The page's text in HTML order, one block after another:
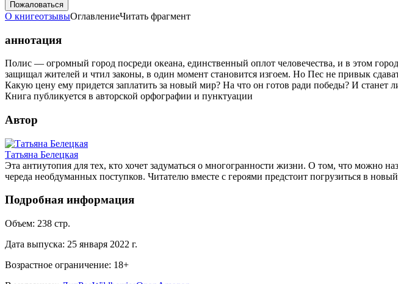
Пожаловаться
О книгеотзывыОглавлениеЧитать фрагмент
аннотация
Полис — огромный город посреди океана, единственный оплот человечества, и в этом
защищал жителей и чтил законы, в один момент становится изгоем. Но Пес не привык
Какую цену ему придется заплатить за новый мир? На что он готов ради победы? И станет
Книга публикуется в авторской орфографии и пунктуации
Автор
Татьяна Белецкая
Эта антиутопия для тех, кто хочет задуматься о многогранности жизни. О том, что можно
череда необдуманных поступков. Читателю вместе с героями предстоит погрузиться в
Подробная информация
Объем: 238 стр.
Дата выпуска: 25 января 2022 г.
Возрастное ограничение: 18+